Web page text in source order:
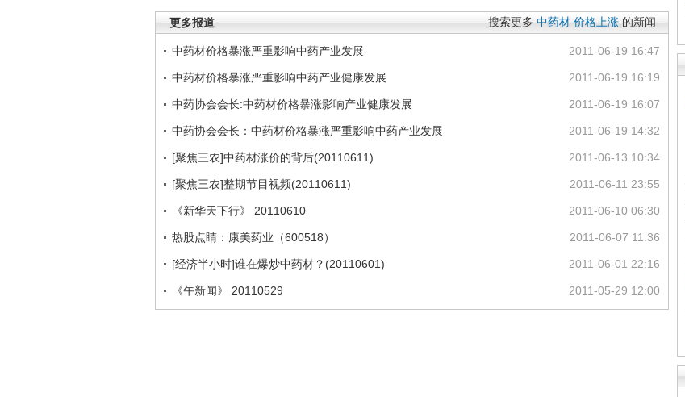
搜索更多 中药材 价格上涨 的新闻
更多报道
2011-06-19 16:47
中药材价格暴涨严重影响中药产业发展
2011-06-19 16:19
中药材价格暴涨严重影响中药产业健康发展
2011-06-19 16:07
中药协会会长:中药材价格暴涨影响产业健康发展
2011-06-19 14:32
中药协会会长：中药材价格暴涨严重影响中药产业发展
2011-06-13 10:34
[聚焦三农]中药材涨价的背后(20110611)
2011-06-11 23:55
[聚焦三农]整期节目视频(20110611)
2011-06-10 06:30
《新华天下行》 20110610
2011-06-07 11:36
热股点睛：康美药业（600518）
2011-06-01 22:16
[经济半小时]谁在爆炒中药材？(20110601)
2011-05-29 12:00
《午新闻》 20110529